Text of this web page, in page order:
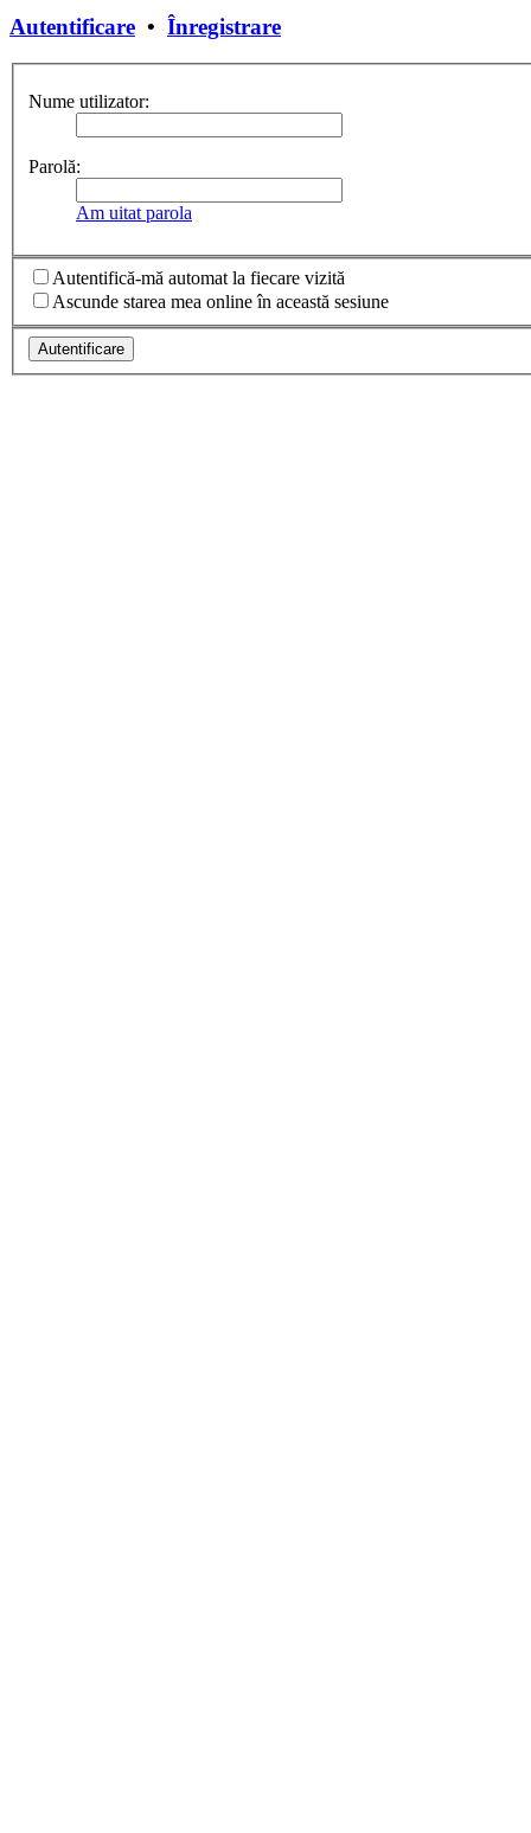
Autentificare • Înregistrare
Nume utilizator:
Parolă:
Am uitat parola
Autentifică-mă automat la fiecare vizită
Ascunde starea mea online în această sesiune